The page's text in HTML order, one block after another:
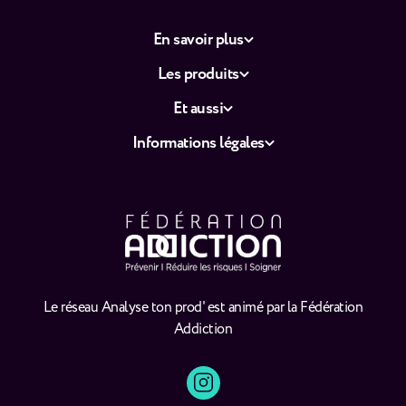
Le réseau Analyse ton prod' est animé par la Fédération
Addiction
En savoir plus
Les produits
Et aussi
Informations légales